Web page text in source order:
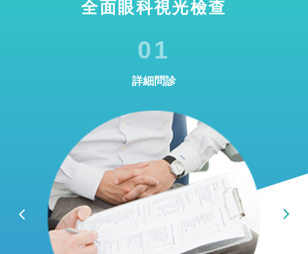
全面眼科視光檢查
01
詳細問診